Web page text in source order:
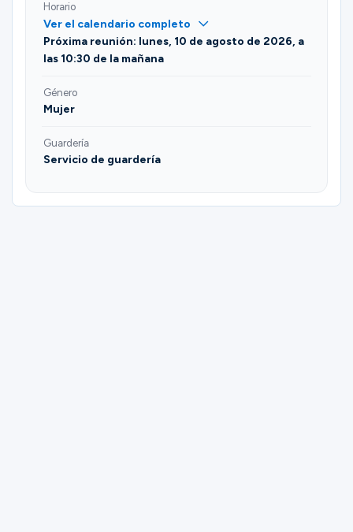
Horario
Ver el calendario completo
Próxima reunión: lunes, 10 de agosto de 2026, a
las 10:30 de la mañana
Género
Mujer
Guardería
Servicio de guardería